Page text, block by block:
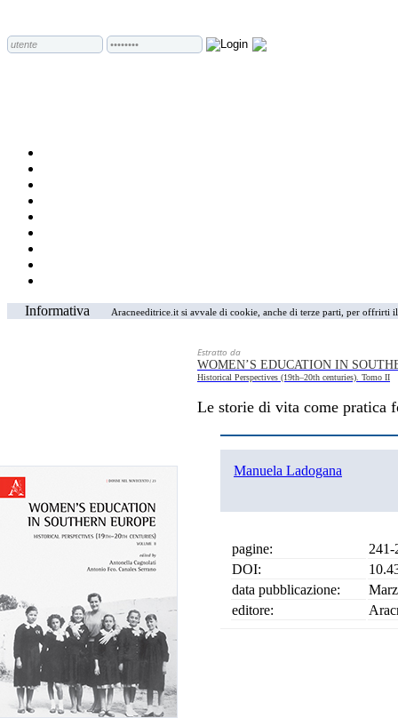
Informativa Aracneeditrice.it si avvale di cookie, anche di terze parti, per
Estratto da
WOMEN’S EDUCATION IN
Historical Perspectives (19th–20th centuries). Tomo II
Le storie di vita come pratica
Manuela Ladogana
pagine:
241-
DOI:
data pubblicazione:
editore: